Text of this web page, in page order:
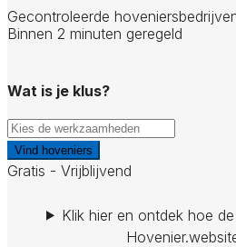
Gecontroleerde
Binnen 2 minuten geregeld
Wat is je klus?
Vind hoveniers
Gratis - Vrijblijvend
Klik hier en ontdek hoe